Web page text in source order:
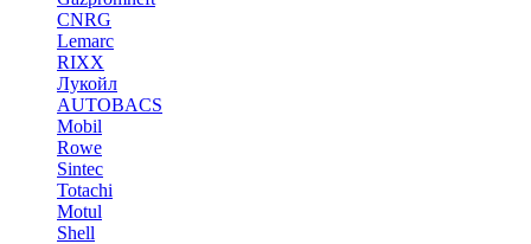
CNRG
Lemarc
RIXX
Лукойл
AUTOBACS
Mobil
Rowe
Sintec
Totachi
Motul
Shell